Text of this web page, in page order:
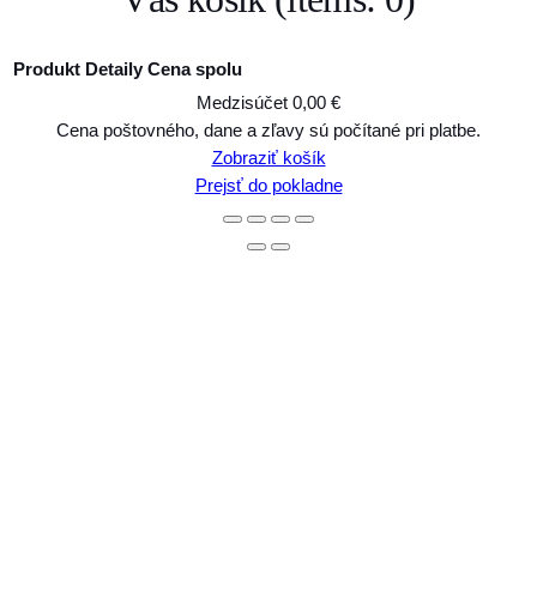
Produkty
Produkt Detaily Cena spolu
Medzisúčet 0,00 €
Cena poštovného, dane a zľavy sú počítané pri platbe.
Zobraziť košík
Prejsť do pokladne